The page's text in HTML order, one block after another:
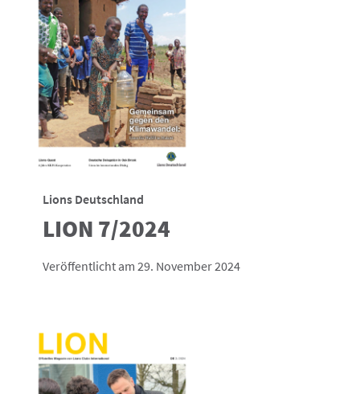
Lions Deutschland
LION 7/2024
Veröffentlicht am 29. November 2024